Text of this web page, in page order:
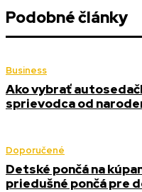
Podobné články
Business
Ako vybrať
sprievodca od
Doporučené
Detské pončá na
priedušné pončá pre